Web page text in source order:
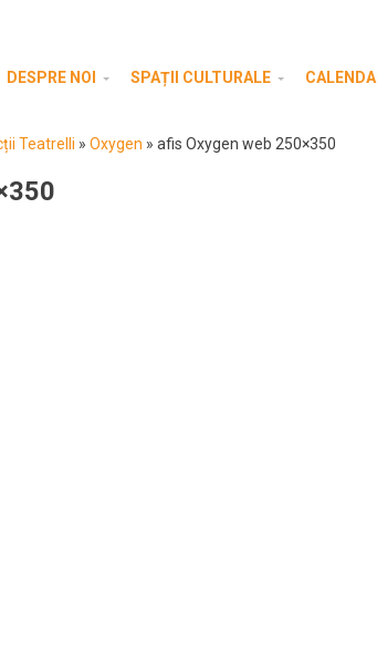
DESPRE NOI SPAȚII CULTURALE
Teatrelli » Oxygen » afis Oxygen web 250×350